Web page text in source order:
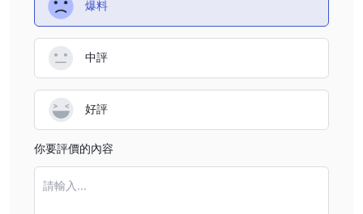
優點和缺點
是 Bit Profit合法還是騙局？
BitProfit 制定了 AML/KYC 政策，以最大限度地降低其平台
上非法活動的風險。為實現這一目標，公司實施了穩健的內
部程序，以防止洗錢、恐怖主義融資和其他非法活動。所有
金融機構都必須識別和驗證每個賬戶持有人的信息。該公司
的 CDD 程序還要求用戶提供源文件以證明自己的身份並確
爆料
中評
好評
你要評價的內容
請輸入...